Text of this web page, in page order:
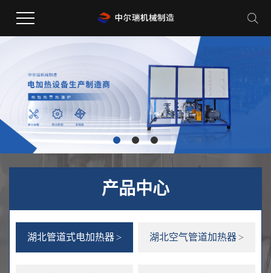
产品中心
湖北管道式电加热器 湖北空气管道加热器